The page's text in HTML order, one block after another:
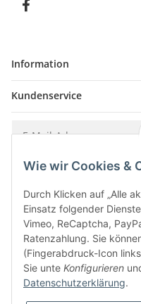
Information
Kundenservice
Bitte senden Sie mir
Wie wir Cookies &
Durch Klicken auf „Alle
Einsatz folgender
Vimeo, ReCaptcha,
Ratenzahlung. Sie
(Fingerabdruck-Icon
Sie unte Konfigurieren
Datenschutzerklärung.